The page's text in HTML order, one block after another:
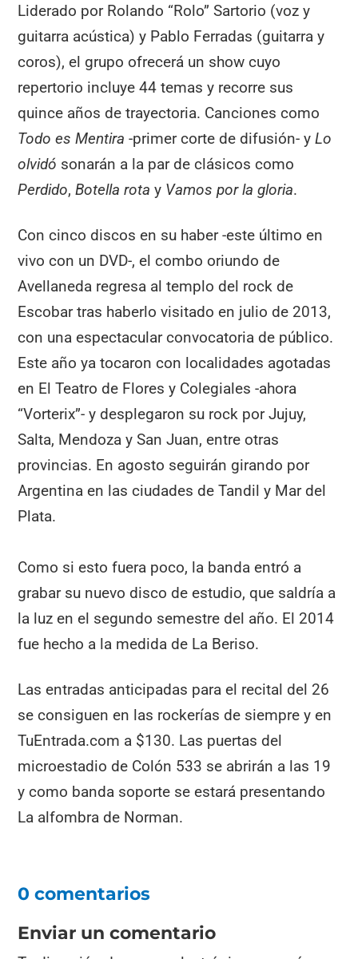
Liderado por Rolando “Rolo” Sartorio (voz y
guitarra acústica) y Pablo Ferradas (guitarra y
coros), el grupo ofrecerá un show cuyo
repertorio incluye 44 temas y recorre sus
quince años de trayectoria. Canciones como
Todo es Mentira -primer corte de difusión- yLo
olvidó sonarán a la par de clásicos como
Perdido,Botella rota y Vamos por la gloria.
Con cinco discos en su haber -este último en
vivo con un DVD-, el combo oriundo de
Avellaneda regresa al templo del rock de
Escobar tras haberlo visitado en julio de 2013,
con una espectacular convocatoria de público.
Este año ya tocaron con localidades agotadas
en El Teatro de Flores y Colegiales -ahora
“Vorterix”- y desplegaron su rock por Jujuy,
Salta, Mendoza y San Juan, entre otras
provincias. En agosto seguirán girando por
Argentina en las ciudades de Tandil y Mar del
Plata.
Como si esto fuera poco, la banda entró a
grabar su nuevo disco de estudio, que saldría a
la luz en el segundo semestre del año. El 2014
fue hecho a la medida de La Beriso.
Las entradas anticipadas para el recital del 26
se consiguen en las rockerías de siempre y en
TuEntrada.com a $130. Las puertas del
microestadio de Colón 533 se abrirán a las 19
y como banda soporte se estará presentando
La alfombra de Norman.
0 comentarios
Enviar un comentario